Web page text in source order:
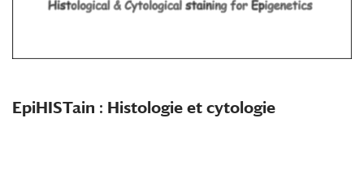
EpiHISTain : Histologie et cytologie